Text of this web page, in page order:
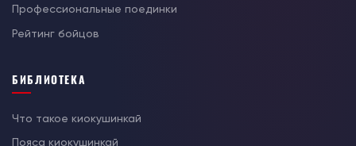
Профессиональные поединки
Рейтинг бойцов
БИБЛИОТЕКА
Что такое киокушинкай
Пояса киокушинкай